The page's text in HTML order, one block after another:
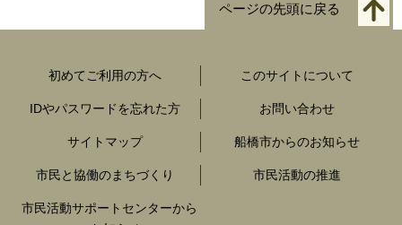
ページの先頭に戻る
初めてご利用の方へ このサイトについて
IDやパスワードを忘れた方 お問い合わせ
サイトマップ 船橋市からのお知らせ
市民と協働のまちづくり 市民活動の推進
市民活動サポートセンターから